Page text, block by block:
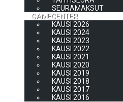
SEURAMAKSUT
GAMECENTER
KAUSI 2026
KAUSI 2024
KAUSI 2023
KAUSI 2022
KAUSI 2021
KAUSI 2020
KAUSI 2019
KAUSI 2018
KAUSI 2017
KAUSI 2016